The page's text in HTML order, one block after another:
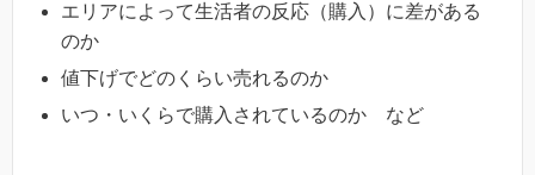
エリアによって生活者の反応（購入）に差がある
のか
値下げでどのくらい売れるのか
いつ・いくらで購入されているのか など